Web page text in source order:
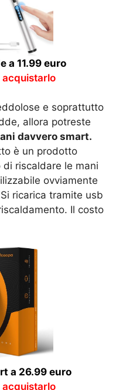
a 11.99 euro
acquistarlo
e soprattutto
allora potreste
davvero smart.
è un prodotto
riscaldare le mani
ovviamente
ricarica tramite usb
Il costo
a 26.99 euro
acquistarlo